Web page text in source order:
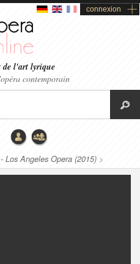
connexion
l'art lyrique
contemporain
Los Angeles Opera (2015) >